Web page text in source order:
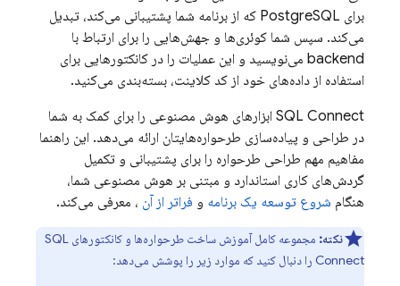
برای PostgreSQL که از برنامه شما پشتیبانی می‌کند، تبدیل
می‌کند. سپس شما کوئری‌ها و جهش‌هایی را برای ارتباط با
backend می‌نویسید و این عملیات را در کانکتورهایی برای
استفاده از داده‌های خود از کد کلاینت، بسته‌بندی می‌کنید.
SQL Connect ابزارهای هوش مصنوعی را برای کمک به شما
در طراحی و پیاده‌سازی طرحواره‌هایتان ارائه می‌دهد. این راهنما
مفاهیم مهم طراحی طرحواره را برای پشتیبانی و تکمیل
گردش‌های کاری استاندارد و مبتنی بر هوش مصنوعی شما،
هنگام شروع توسعه یک برنامه و فراتر از آن ، معرفی می‌کند.
نکته: مجموعه کامل آموزش ساخت طرحواره‌ها و کانکتورهایSQL
Connect را دنبال کنید که موارد زیر را پوشش می‌دهد: